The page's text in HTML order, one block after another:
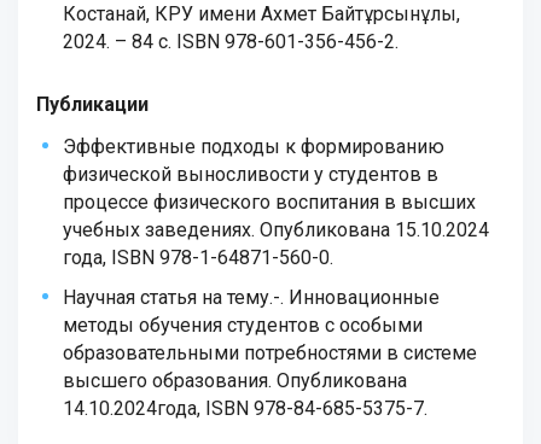
Костанай, КРУ имени Ахмет Байтұрсынұлы,
2024. – 84 с. ISBN 978-601-356-456-2.
Публикации
Эффективные подходы к формированию
физической выносливости у студентов в
процессе физического воспитания в высших
учебных заведениях. Опубликована 15.10.2024
года, ISBN 978-1-64871-560-0.
Научная статья на тему.-. Инновационные
методы обучения студентов с особыми
образовательными потребностями в системе
высшего образования. Опубликована
14.10.2024года, ISBN 978-84-685-5375-7.